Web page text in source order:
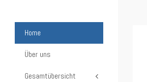
Home
Über uns
Gesamtübersicht